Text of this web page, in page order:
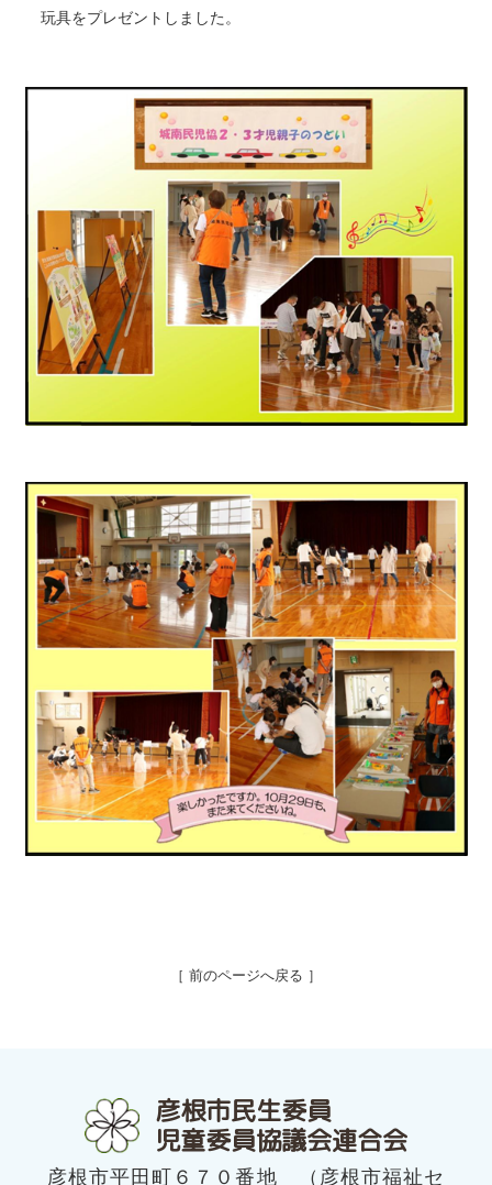
玩具をプレゼントしました。
［ 前のページへ戻る ］
彦根市民生委員
児童委員協議会連合会
彦根市平田町６７０番地 （彦根市福祉セ